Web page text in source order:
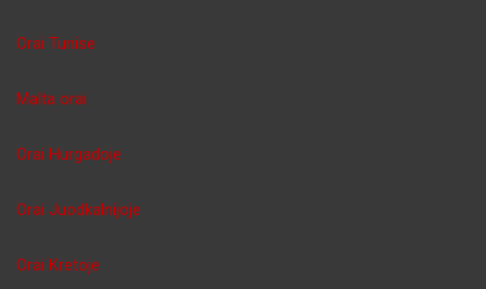
Orai Tunise
Malta orai
Orai Hurgadoje
Orai Juodkalnijoje
Orai Kretoje